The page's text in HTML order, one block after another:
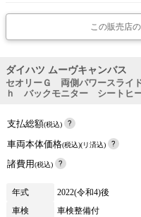
この販売店
ダイハツ ムーヴキャンバス
セオリーＧ 両側パワースラ
ｈ バックモニター シートヒ
支払総額(税込)
車両本体価格(税込)(リ済込)
諸費用(税込)
年式 2022(令和4)後
車検
車検整備付